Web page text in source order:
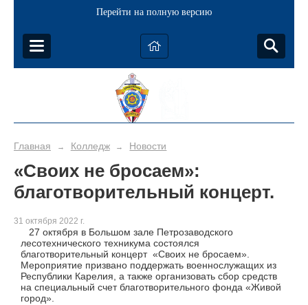
Перейти на полную версию
Главная → Колледж → Новости
«Своих не бросаем»:
благотворительный концерт.
31 октября 2022 г.
27 октября в Большом зале Петрозаводского
лесотехнического техникума состоялся
благотворительный концерт «Своих не бросаем».
Мероприятие призвано поддержать военнослужащих из
Республики Карелия, а также организовать сбор средств
на специальный счет благотворительного фонда «Живой
город».